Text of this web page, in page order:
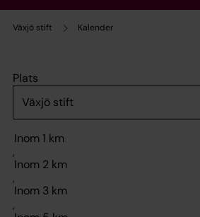
Växjö stift Kalender
Plats
,
,
,